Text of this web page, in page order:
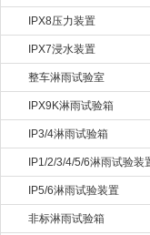
IPX8压力装置
IPX7浸水装置
整车淋雨试验室
IPX9K淋雨试验箱
IP3/4淋雨试验箱
IP1/2/3/4/5/6淋雨试验装
IP5/6淋雨试验装置
非标淋雨试验箱